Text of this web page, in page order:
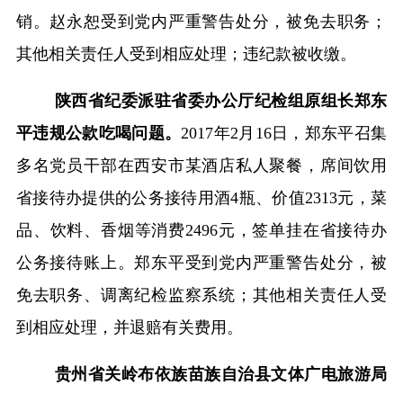
销。赵永恕受到党内严重警告处分，被免去职务；
其他相关责任人受到相应处理；违纪款被收缴。
陕西省纪委派驻省委办公厅纪检组原组长郑东
平违规公款吃喝问题。2017年2 月 16日，郑东平召集
多名党员干部在西安市某酒店私人聚餐，席间饮用
省接待办提供的公务接待用酒4瓶、价值2313元，菜
品、饮料、香烟等消费2496元，签单挂在省接待办
公务接待账上。郑东平受到党内严重警告处分，被
免去职务、调离纪检监察系统；其他相关责任人受
到相应处理，并退赔有关费用。
贵州省关岭布依族苗族自治县文体广电旅游局